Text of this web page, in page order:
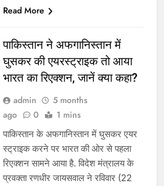
Read More
पाकिस्तान ने अफगानिस्तान में
घुसकर की एयरस्ट्राइक तो आया
भारत का रिएक्शन, जानें क्या कहा?
admin
5 months
ago
0 1 mins
पाकिस्तान के अफगानिस्तान में घुसकर एयर
स्ट्राइक करने पर भारत की ओर से पहला
रिएक्शन सामने आया है. विदेश मंत्रालय के
प्रवक्ता रणधीर जायसवाल ने रविवार (22